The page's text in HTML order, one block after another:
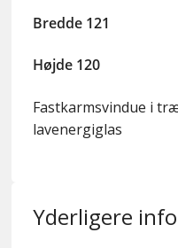
Bredde 121
Højde 120
Fastkarmsvindue i
lavenergiglas
Yderligere